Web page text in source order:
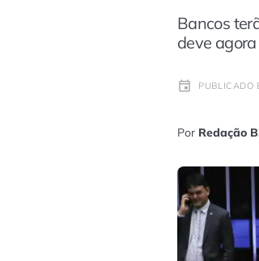
Bancos
deve
Por Redação